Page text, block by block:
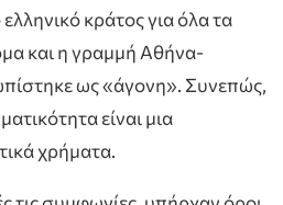
κράτος για όλα τα
και η γραμμή Αθήνα-
ως «άγονη». Συνεπώς,
είναι μια
χρήματα.